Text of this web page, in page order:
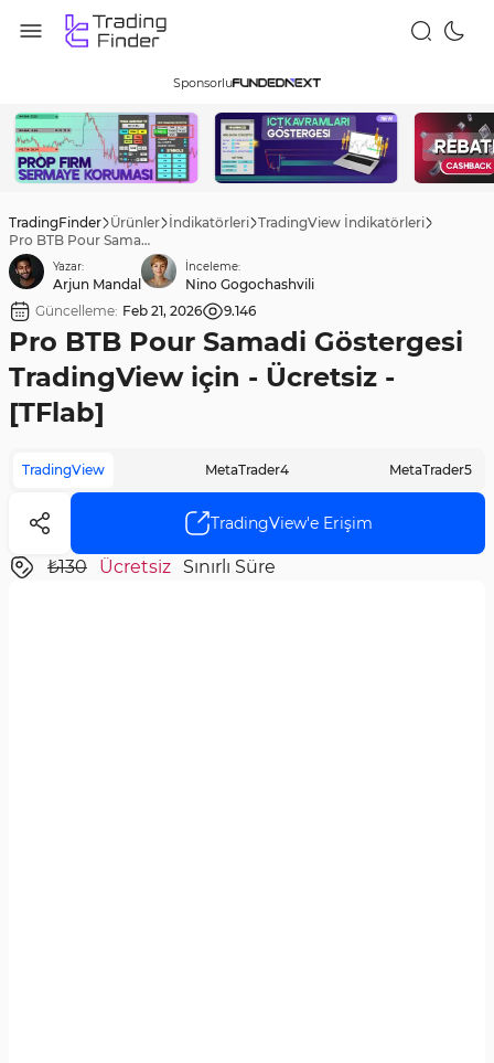
Sponsorlu
TradingFinder Ürünler İndikatörleri TradingView İndikatörleri
Pro BTB Pour Samadi Göstergesi TradingView için - Ücretsiz -[TFlab]
Yazar:
Arjun Mandal
İnceleme:
Nino Gogochashvili
Güncelleme: Feb 21, 2026 9.146
Pro BTB Pour Samadi Göstergesi
TradingView için - Ücretsiz -
[TFlab]
TradingView MetaTrader4 MetaTrader5
TradingView'e Erişim
₺130 Ücretsiz Sınırlı Süre